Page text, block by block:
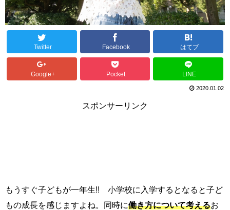
Twitter Facebook はてブ
Google+ Pocket LINE
2020.01.02
スポンサーリンク
もうすぐ子どもが一年生!! 小学校に入学するとなると子ど
もの成長を感じますよね。同時に働き方について考えるお